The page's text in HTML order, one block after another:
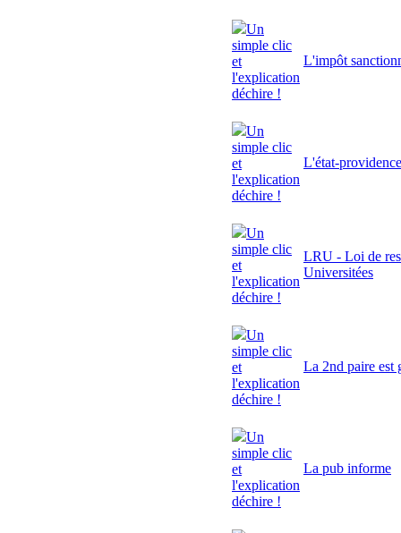
Un
simple clic
et
l'explication
déchire !
L'impôt
Un
simple clic
et
l'explication
déchire !
L'état-providence
Un
simple clic
et
l'explication
déchire !
LRU - Loi de
Universitées
Un
simple clic
et
l'explication
déchire !
La 2nd paire est
Un
simple clic
et
l'explication
déchire !
La pub informe